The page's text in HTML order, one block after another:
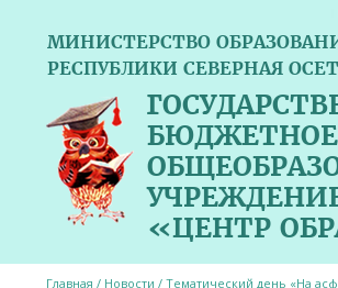
МИНИСТЕРСТВО
РЕСПУБЛИКИ СЕВЕРНАЯ
БЮДЖЕТНОЕ
«ЦЕНТР
Главная / Новости / Тематический день «На